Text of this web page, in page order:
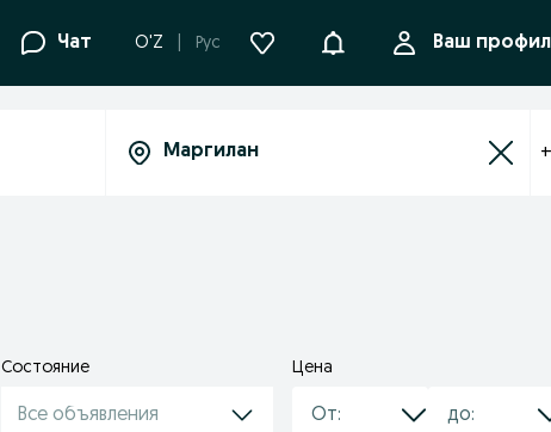
Чат O'Z Рус УведомленияВаш
Состояние
Все объявления
Цена